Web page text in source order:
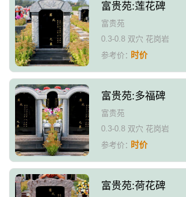
富贵苑:莲花碑
富贵苑
0.3-0.8 双穴 花岗岩
参考价：时价
富贵苑:多福碑
富贵苑
0.3-0.8 双穴 花岗岩
参考价：时价
富贵苑:荷花碑